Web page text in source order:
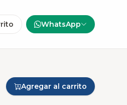
WhatsApp
Agregar al carrito